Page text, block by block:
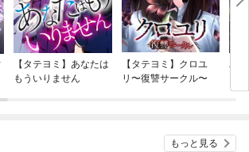
【タテヨミ】あなたは
もういりません
【タテヨミ】クロユ
リ〜復讐サークル〜
バ
今
もっと見る